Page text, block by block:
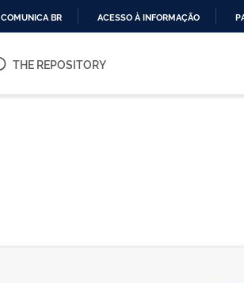
O
COMUNICA BR ACESSO À INFORMAÇÃO
THE REPOSITORY